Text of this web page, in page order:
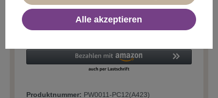
In den Warenkorb
Produktnummer: PW0011-PC12(A423)
Alle akzeptieren